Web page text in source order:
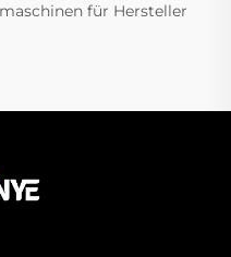
für Hersteller